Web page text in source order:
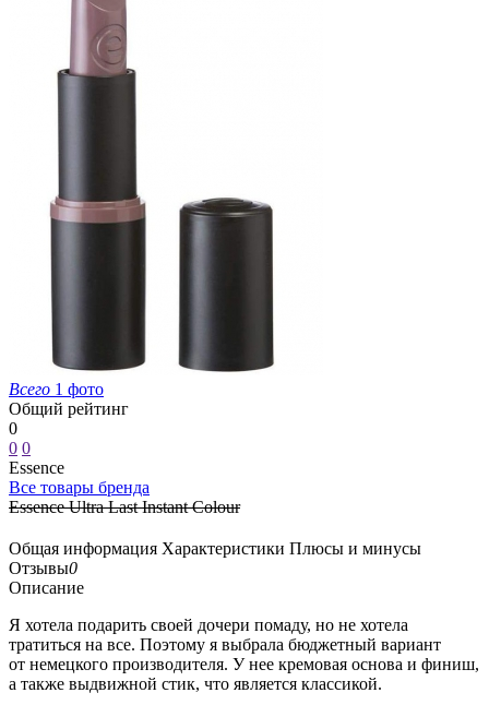
Всего 1 фото
Общий рейтинг
0
0 0
Essence
Все товары бренда
Essence Ultra Last Instant Colour
Общая информация Характеристики Плюсы и минусы
Отзывы0
Описание
Я хотела подарить своей дочери помаду, но не хотела
тратиться на все. Поэтому я выбрала бюджетный вариант
от немецкого производителя. У нее кремовая основа и финиш,
а также выдвижной стик, что является классикой.